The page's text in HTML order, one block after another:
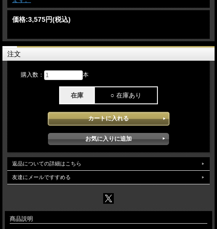
価格:3,575円(税込)
注文
購入数： 本
在庫 ○ 在庫あり
返品についての詳細はこちら
友達にメールですすめる
商品説明